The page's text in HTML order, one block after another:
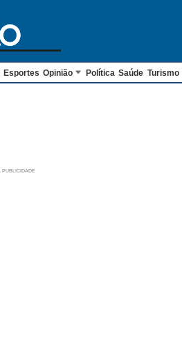
Esportes Opinião Política Saúde Turismo